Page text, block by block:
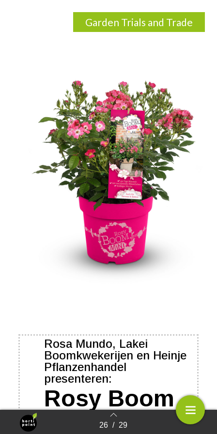
Terug naar overzicht 26 / 29
Garden Trials and Trade
Rosa Mundo, Lakei
Boomkwekerijen en Heinje
Pflanzenhandel
presenteren:
Rosy Boom